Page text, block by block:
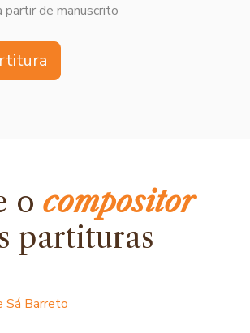
de manuscrito
ocompositor
partituras